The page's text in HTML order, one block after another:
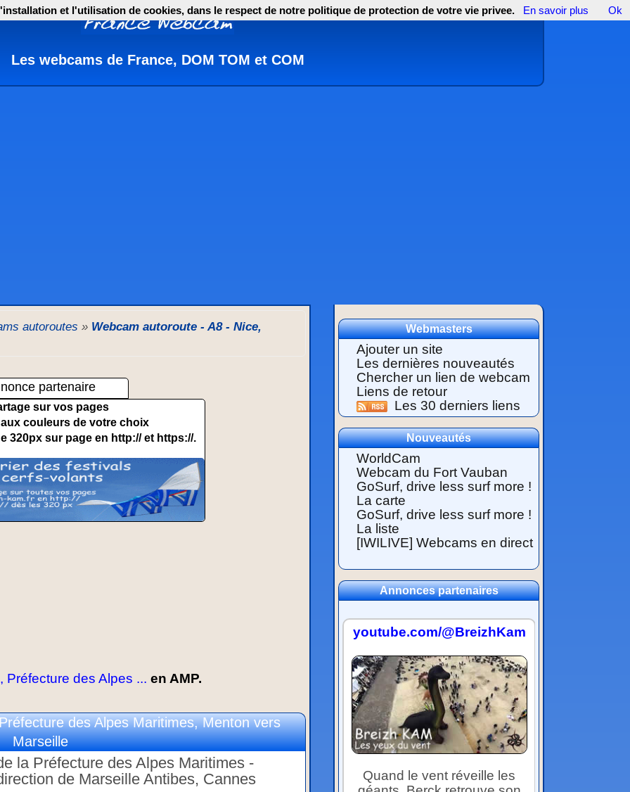
Les webcams de France, DOM TOM et COM
autoroutes » Webcam autoroute - A8 - Nice,
partenaire
sur vos pages
couleurs de votre choix
320px sur page en http:// et https://.
Préfecture des Alpes ... en AMP.
des Alpes Maritimes, Menton vers
Marseille
la Préfecture des Alpes Maritimes -
de Marseille Antibes, Cannes
Webmasters
Ajouter un site
Les dernières nouveautés
Chercher un lien de webcam
Liens de retour
Les 30 derniers liens
Nouveautés
WorldCam
Webcam du Fort Vauban
GoSurf, drive less surf more !
La carte
GoSurf, drive less surf more !
La liste
[IWILIVE] Webcams en direct
Annonces partenaires
youtube.com/@BreizhKam
Quand le vent réveille les
et l'utilisation de cookies, dans le respect de notre politique de protection de votre vie privee. En savoir plus Ok